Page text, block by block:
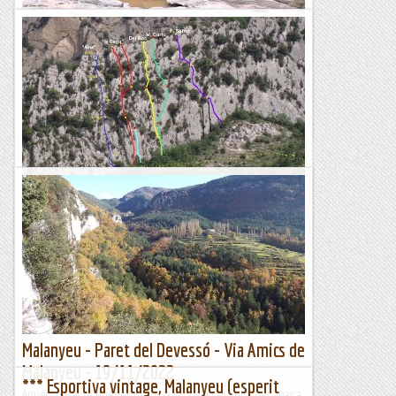
Gir dels Esguardarment ; Una matinal per
evocar
&nb...
Kimisades
2 vies: "d'en Roc" " la drecera"
Aquest dijous he pujat amb en Jordi Martínez a fer una
matinal a Malanyeu. Jo de la via d'en Roc en tenia molt bon
record però ja feia molts anys que no la repetia.la...
Sisbemessanapren
Malanyeu - Paret del Devessó - Via Amics de
Malanyeu - 19/11/2022
*** Esportiva vintage, Malanyeu (esperit